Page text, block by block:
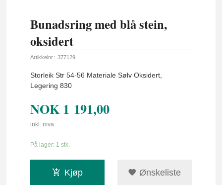
Bunadsring med blå stein,
oksidert
Artikkelnr.: 377129
Storleik Str 54-56 Materiale Sølv Oksidert,
Legering 830
NOK 1 191,00
inkl. mva.
På lager: 1 stk.
Kjøp Ønskeliste